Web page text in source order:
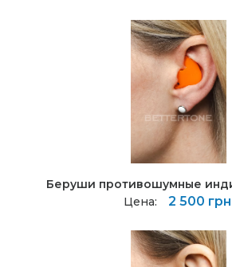
Беруши противошумные
Цена:
2 500